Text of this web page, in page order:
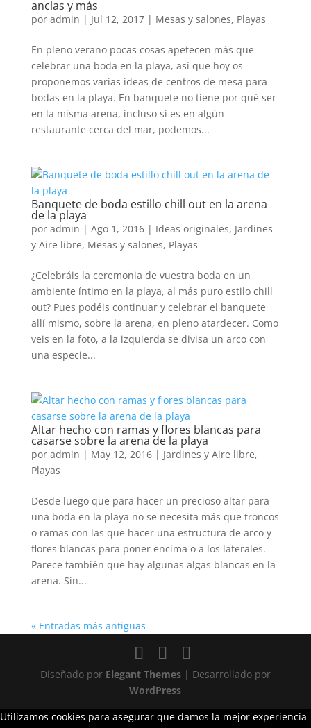
anclas y más
por admin | Jul 12, 2017| Mesas y salones, Playas
En pleno verano pocas cosas apetecen más que
celebrar una boda en la playa, así que hoy os
proponemos varias ideas de centros de mesa para
bodas en la playa. En banquete no tiene por qué ser
en la misma arena, incluso si es en algún
restaurante cerca del mar, podemos...
Banquete de boda estillo chill out en la arena
de la playa
por admin | Ago 1, 2016| Ideas originales, Jardines
y Aire libre, Mesas y salones, Playas
¿Celebráis la ceremonia de vuestra boda en un
ambiente íntimo en la playa, al más puro estilo chill
out? Pues podéis continuar y celebrar el banquete
allí mismo, sobre la arena, en pleno atardecer. Como
veis en la foto, a la izquierda se divisa un arco con
una especie...
Altar hecho con ramas y flores blancas para
casarse sobre la arena de la playa
por admin | May 12, 2016| Jardines y Aire libre,
Playas
Desde luego que para hacer un precioso altar para
una boda en la playa no se necesita más que troncos
o ramas con las que hacer una estructura de arco y
flores blancas para poner encima o a los laterales.
Parece también que hay algunas algas blancas en la
arena. Sin...
« Entradas más antiguas
Diseñado por Elegant Themes| Desarrollado por
WordPress
Utilizamos cookies para asegurar que damos la mejor experiencia